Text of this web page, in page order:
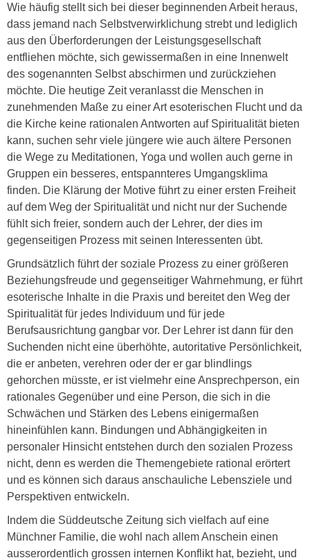
Wie häufig stellt sich bei dieser beginnenden Arbeit heraus,
dass jemand nach Selbstverwirklichung strebt und lediglich
aus den Überforderungen der Leistungsgesellschaft
entfliehen möchte, sich gewissermaßen in eine Innenwelt
des sogenannten Selbst abschirmen und zurückziehen
möchte. Die heutige Zeit veranlasst die Menschen in
zunehmenden Maße zu einer Art esoterischen Flucht und da
die Kirche keine rationalen Antworten auf Spiritualität bieten
kann, suchen sehr viele jüngere wie auch ältere Personen
die Wege zu Meditationen, Yoga und wollen auch gerne in
Gruppen ein besseres, entspannteres Umgangsklima
finden. Die Klärung der Motive führt zu einer ersten Freiheit
auf dem Weg der Spiritualität und nicht nur der Suchende
fühlt sich freier, sondern auch der Lehrer, der dies im
gegenseitigen Prozess mit seinen Interessenten übt.
Grundsätzlich führt der soziale Prozess zu einer größeren
Beziehungsfreude und gegenseitiger Wahrnehmung, er führt
esoterische Inhalte in die Praxis und bereitet den Weg der
Spiritualität für jedes Individuum und für jede
Berufsausrichtung gangbar vor. Der Lehrer ist dann für den
Suchenden nicht eine überhöhte, autoritative Persönlichkeit,
die er anbeten, verehren oder der er gar blindlings
gehorchen müsste, er ist vielmehr eine Ansprechperson, ein
rationales Gegenüber und eine Person, die sich in die
Schwächen und Stärken des Lebens einigermaßen
hineinfühlen kann. Bindungen und Abhängigkeiten in
personaler Hinsicht entstehen durch den sozialen Prozess
nicht, denn es werden die Themengebiete rational erörtert
und es können sich daraus anschauliche Lebensziele und
Perspektiven entwickeln.
Indem die Süddeutsche Zeitung sich vielfach auf eine
Münchner Familie, die wohl nach allem Anschein einen
ausserordentlich grossen internen Konflikt hat, bezieht, und